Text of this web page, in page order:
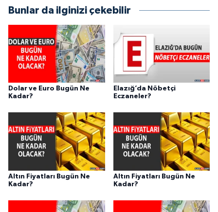
Bunlar da ilginizi çekebilir
Dolar ve Euro Bugün Ne
Kadar?
Elazığ’da Nöbetçi
Eczaneler?
Altın Fiyatları Bugün Ne
Kadar?
Altın Fiyatları Bugün Ne
Kadar?